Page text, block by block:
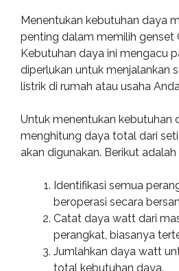
Menentukan kebutuhan daya
penting dalam memilih genset
Kebutuhan daya ini mengacu
diperlukan untuk menjalankan
listrik di rumah atau usaha
Untuk menentukan kebutuhan
menghitung daya total dari
akan digunakan. Berikut
Identifikasi semua
beroperasi secara
Catat daya watt dari
perangkat, biasanya
Jumlahkan daya watt
total kebutuhan daya.